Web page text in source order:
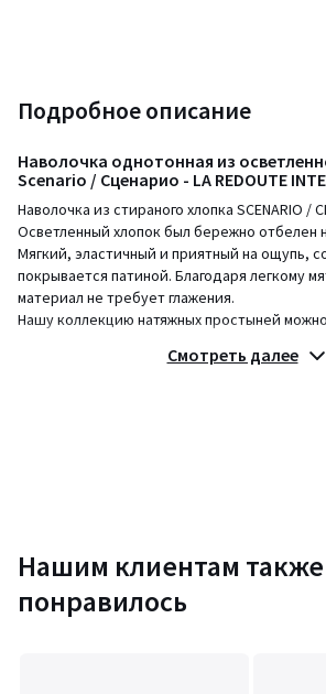
Подробное описание
Наволочка однотонная из
Scenario / Сценарио - LA REDOUTE
Наволочка из стираного хлопка SCENARIO /
Осветленный хлопок был бережно отбелен
Мягкий, эластичный и приятный на ощупь,
покрывается патиной. Благодаря легкому
материал не требует глажения.
Нашу коллекцию натяжных простыней
простынями, наволочками и
• Машинная стирка при 60 °С
электроэнергии
Смотреть далее
Нашим клиентам также
понравилось